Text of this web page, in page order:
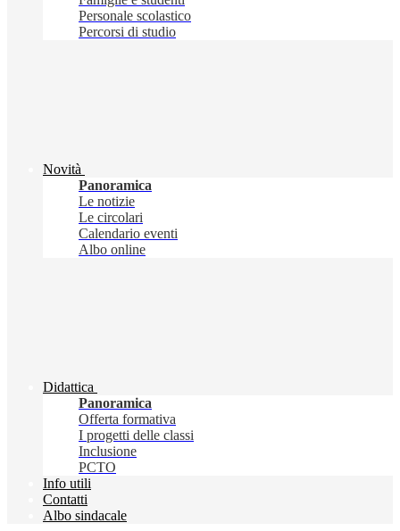
Personale scolastico
Percorsi di studio
Novità
Panoramica
Le notizie
Le circolari
Calendario eventi
Albo online
Didattica
Panoramica
Offerta formativa
I progetti delle classi
Inclusione
PCTO
Info utili
Contatti
Albo sindacale